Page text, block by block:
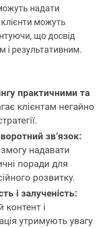
надати
клієнти можуть
що досвід
і результативним.
практичними та
клієнтам негайно
зв’язок:
змогу надавати
поради для
розвитку.
і залученість:
контент і
утримують увагу